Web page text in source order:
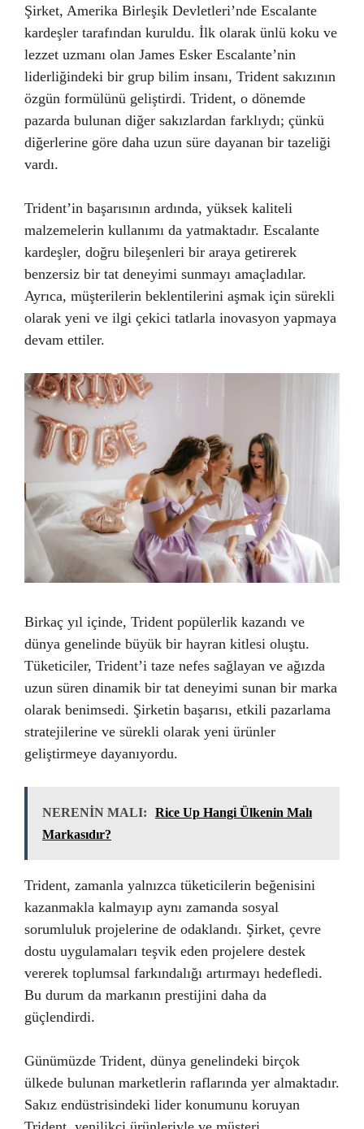
Şirket, Amerika Birleşik Devletleri’nde Escalante
kardeşler tarafından kuruldu. İlk olarak ünlü koku ve
lezzet uzmanı olan James Esker Escalante’nin
liderliğindeki bir grup bilim insanı, Trident sakızının
özgün formülünü geliştirdi. Trident, o dönemde
pazarda bulunan diğer sakızlardan farklıydı; çünkü
diğerlerine göre daha uzun süre dayanan bir tazeliği
vardı.
Trident’in başarısının ardında, yüksek kaliteli
malzemelerin kullanımı da yatmaktadır. Escalante
kardeşler, doğru bileşenleri bir araya getirerek
benzersiz bir tat deneyimi sunmayı amaçladılar.
Ayrıca, müşterilerin beklentilerini aşmak için sürekli
olarak yeni ve ilgi çekici tatlarla inovasyon yapmaya
devam ettiler.
Birkaç yıl içinde, Trident popülerlik kazandı ve
dünya genelinde büyük bir hayran kitlesi oluştu.
Tüketiciler, Trident’i taze nefes sağlayan ve ağızda
uzun süren dinamik bir tat deneyimi sunan bir marka
olarak benimsedi. Şirketin başarısı, etkili pazarlama
stratejilerine ve sürekli olarak yeni ürünler
geliştirmeye dayanıyordu.
NERENİN MALI:
Rice Up Hangi Ülkenin Malı
Markasıdır?
Trident, zamanla yalnızca tüketicilerin beğenisini
kazanmakla kalmayıp aynı zamanda sosyal
sorumluluk projelerine de odaklandı. Şirket, çevre
dostu uygulamaları teşvik eden projelere destek
vererek toplumsal farkındalığı artırmayı hedefledi.
Bu durum da markanın prestijini daha da
güçlendirdi.
Günümüzde Trident, dünya genelindeki birçok
ülkede bulunan marketlerin raflarında yer almaktadır.
Sakız endüstrisindeki lider konumunu koruyan